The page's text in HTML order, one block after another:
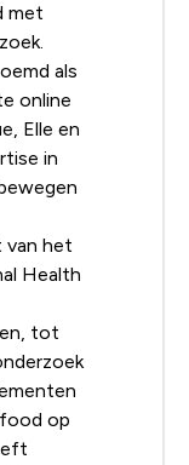
met
als
online
Elle en
in
van het
Health
tot
op